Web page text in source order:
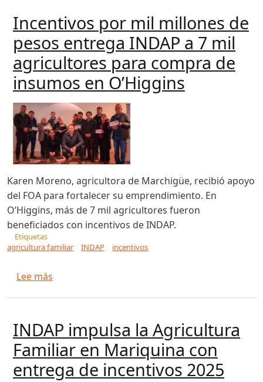
Incentivos por mil millones de
pesos entrega INDAP a 7 mil
agricultores para compra de
insumos en O’Higgins
Karen Moreno, agricultora de Marchigüe, recibió apoyo
del FOA para fortalecer su emprendimiento. En
O’Higgins, más de 7 mil agricultores fueron
beneficiados con incentivos de INDAP.
Etiquetas
agricultura familiar
INDAP incentivos
Lee más
INDAP impulsa la Agricultura
Familiar en Mariquina con
entrega de incentivos 2025